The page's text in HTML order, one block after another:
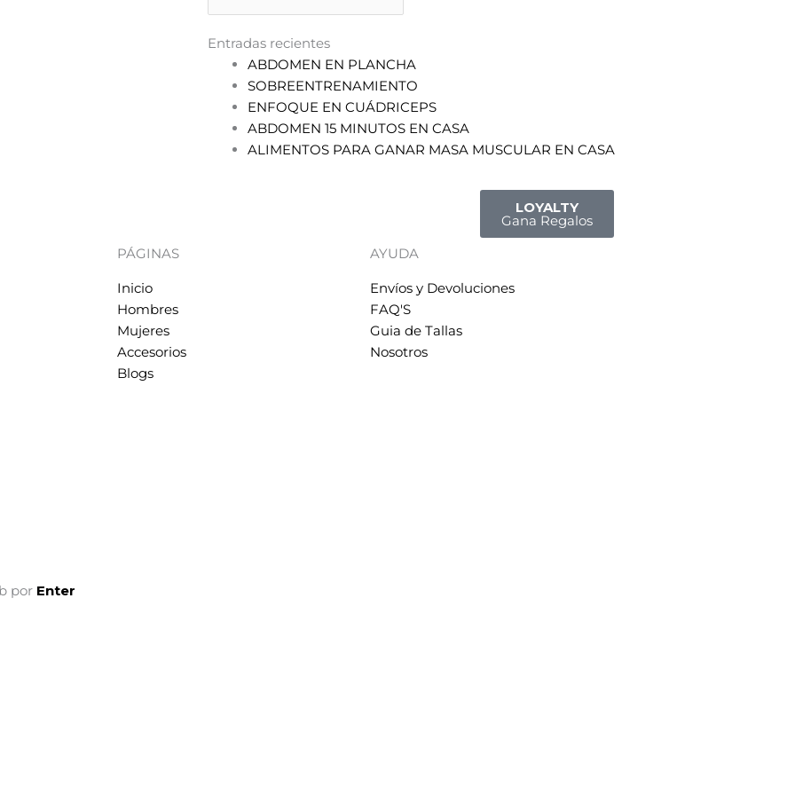
Entradas recientes
ABDOMEN EN PLANCHA
SOBREENTRENAMIENTO
ENFOQUE EN CUÁDRICEPS
ABDOMEN 15 MINUTOS EN CASA
ALIMENTOS PARA GANAR MASA MUSCULAR EN CASA
LOYALTY
Gana Regalos
PÁGINAS
Inicio
Hombres
Mujeres
Accesorios
Blogs
AYUDA
Envíos y Devoluciones
FAQ'S
Guia de Tallas
Nosotros
por Enter